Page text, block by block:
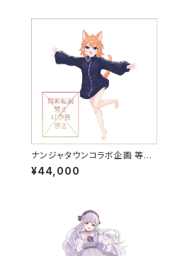
ナンジャタウンコラボ企画 等身
大パネル グループB
¥44,000